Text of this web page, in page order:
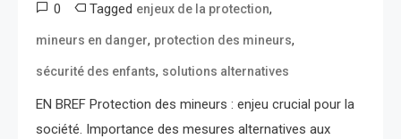
0 Tagged enjeux de la protection,
mineurs en danger, protection des mineurs,
sécurité des enfants, solutions alternatives
EN BREF Protection des mineurs : enjeu crucial pour la
société. Importance des mesures alternatives aux